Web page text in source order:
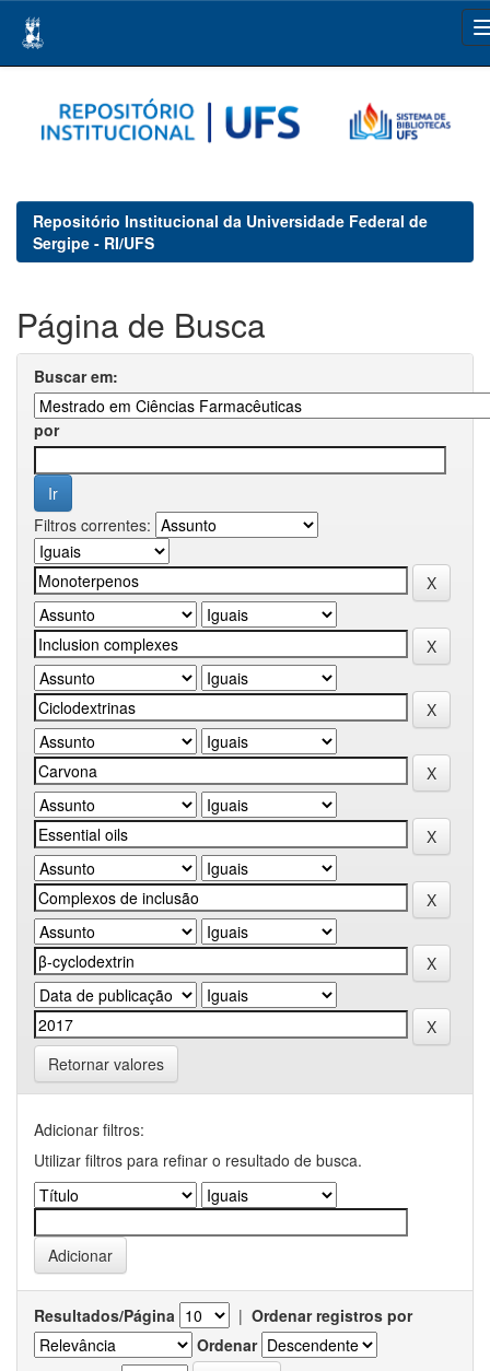
navigation
Repositório Institucional da Universidade Federal de
Sergipe - RI/UFS
Página de Busca
Buscar em:
por
Filtros correntes:
Retornar valores
Adicionar filtros:
Utilizar filtros para refinar o resultado de busca.
Resultados/Página | Ordenar registros por
Ordenar